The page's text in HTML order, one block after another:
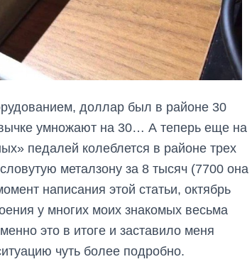
доллар был в районе 30
умножают на 30… А теперь еще на
педалей колеблется в районе трех
металзону за 8 тысяч (7700 она
написания этой статьи, октябрь
у многих моих знакомых весьма
это в итоге и заставило меня
чуть более подробно.